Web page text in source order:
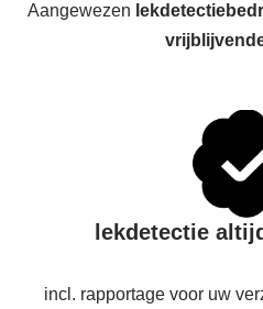
Aangewezen
lekdetectie
incl. rapportage voor uw